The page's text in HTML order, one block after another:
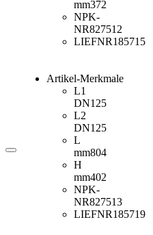
mm372
NPK-
NR827512
LIEFNR185715
Artikel-Merkmale
L1
DN125
L2
DN125
L
mm804
H
mm402
NPK-
NR827513
LIEFNR185719